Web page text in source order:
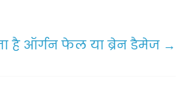
है ऑर्गन फेल या ब्रेन डैमेज →